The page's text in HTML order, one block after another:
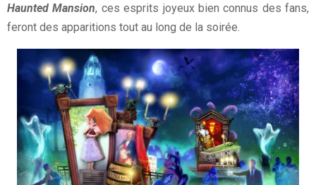
Haunted Mansion, ces esprits joyeux bien connus des fans,
feront des apparitions tout au long de la soirée.